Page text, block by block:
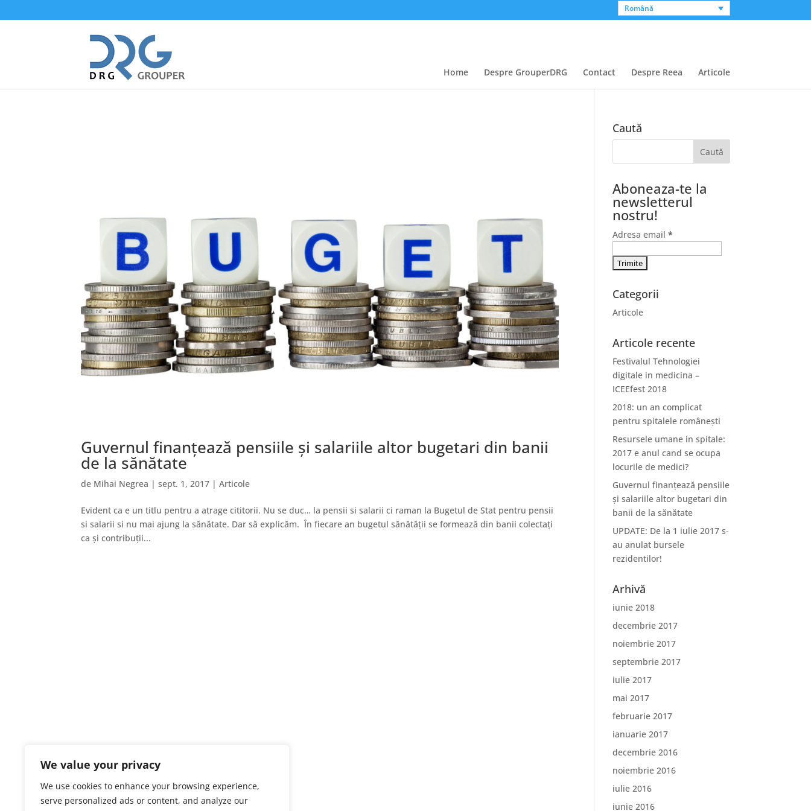
We value your privacy
We use cookies to enhance your browsing experience,
serve personalized ads or content, and analyze our
Română
Home Despre GrouperDRG Contact Despre Reea Articole
Guvernul finanțează pensiile și salariile altor bugetari din banii
de la sănătate
de Mihai Negrea |sept. 1, 2017 |Articole
Evident ca e un titlu pentru a atrage cititorii. Nu se duc… la pensii si salarii ci raman la Bugetul de Stat pentru pensii
si salarii si nu mai ajung la sănătate. Dar să explicăm. În fiecare an bugetul sănătății se formează din banii colectați
ca și contribuții...
Caută
Aboneaza-te la
newsletterul
nostru!
Adresa email*
Categorii
Articole
Articole recente
Festivalul Tehnologiei
digitale in medicina –
ICEEfest 2018
2018: un an complicat
pentru spitalele românești
Resursele umane in spitale:
2017 e anul cand se ocupa
locurile de medici?
Guvernul finanțează pensiile
și salariile altor bugetari din
banii de la sănătate
UPDATE: De la 1 iulie 2017 s-
au anulat bursele
rezidentilor!
Arhivă
iunie 2018
decembrie 2017
noiembrie 2017
septembrie 2017
iulie 2017
mai 2017
februarie 2017
ianuarie 2017
decembrie 2016
noiembrie 2016
iulie 2016
iunie 2016